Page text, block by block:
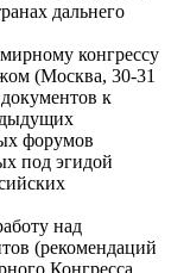
дальнего
конгрессу
(Москва, 30-31
к
форумов
под эгидой
над
(рекомендаций